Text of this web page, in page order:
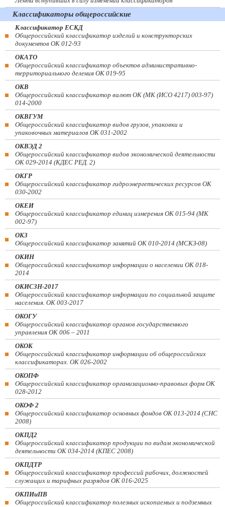
Классификаторы общероссийские
Классификатор ЕСКД
Общероссийский классификатор изделий и конструкторских
документов ОК 012-93
ОКАТО
Общероссийский классификатор объектов административно-
территориального деления ОК 019-95
ОКВ
Общероссийский классификатор валют ОК (МК (ИСО 4217) 003-97)
014-2000
ОКВГУМ
Общероссийский классификатор видов грузов, упаковки и
упаковочных материалов ОК 031-2002
ОКВЭД 2
Общероссийский классификатор видов экономической деятельности
ОК 029-2014 (КДЕС РЕД. 2)
ОКГР
Общероссийский классификатор гидроэнергетических ресурсов ОК
030-2002
ОКЕИ
Общероссийский классификатор единиц измерения ОК 015-94 (МК
002-97)
ОКЗ
Общероссийский классификатор занятий ОК 010-2014 (МСКЗ-08)
ОКИН
Общероссийский классификатор информации о населении ОК 018-
2014
ОКИСЗН-2017
Общероссийский классификатор информации по социальной защите
населения. ОК 003-2017
ОКОГУ
Общероссийский классификатор органов государственного
управления ОК 006 – 2011
ОКОК
Общероссийский классификатор информации об общероссийских
классификаторах. ОК 026-2002
ОКОПФ
Общероссийский классификатор организационно-правовых форм ОК
028-2012
ОКОФ 2
Общероссийский классификатор основных фондов ОК 013-2014 (СНС
2008)
ОКПД2
Общероссийский классификатор продукции по видам экономической
деятельности ОК 034-2014 (КПЕС 2008)
ОКПДТР
Общероссийский классификатор профессий рабочих, должностей
служащих и тарифных разрядов ОК 016-2025
ОКПИиПВ
Общероссийский классификатор полезных ископаемых и подземных